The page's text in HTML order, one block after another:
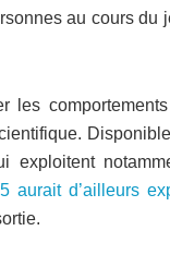
au cours du
les
exploitent
aurait d’ailleurs